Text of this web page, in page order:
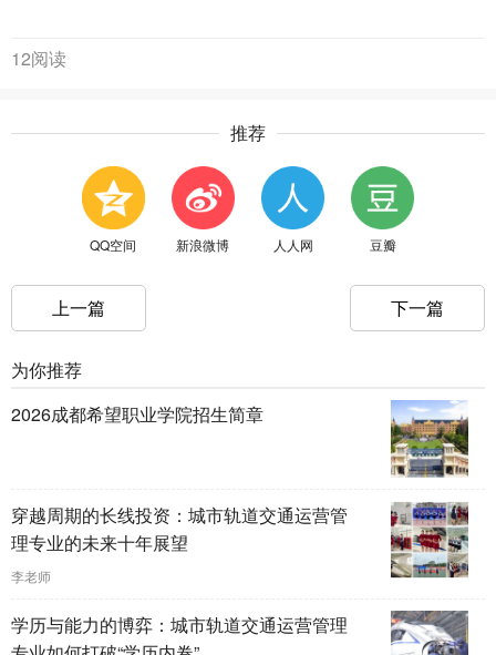
12阅读
推荐
QQ空间 新浪微博 人人网 豆瓣
上一篇 下一篇
为你推荐
2026成都希望职业学院招生简章
穿越周期的长线投资：城市轨道交通运营管
理专业的未来十年展望
李老师
学历与能力的博弈：城市轨道交通运营管理